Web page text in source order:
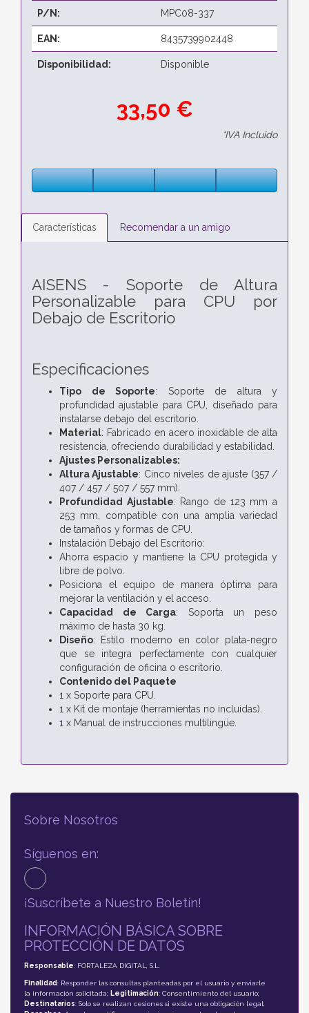
P/N: MPC08-337
EAN: 8435739902448
Disponibilidad: Disponible
33,50 €
*IVA Incluido
Características Recomendar a un amigo
AISENS - Soporte de Altura
Personalizable para CPU por
Debajo de Escritorio
Especificaciones
Tipo de Soporte: Soporte de altura y
profundidad ajustable para CPU, diseñado para
instalarse debajo del escritorio.
Material: Fabricado en acero inoxidable de alta
resistencia, ofreciendo durabilidad y estabilidad.
Ajustes Personalizables:
Altura Ajustable: Cinco niveles de ajuste (357 /
407 / 457 / 507 / 557 mm).
Profundidad Ajustable: Rango de 123 mm a
253 mm, compatible con una amplia variedad
de tamaños y formas de CPU.
Instalación Debajo del Escritorio:
Ahorra espacio y mantiene la CPU protegida y
libre de polvo.
Posiciona el equipo de manera óptima para
mejorar la ventilación y el acceso.
Capacidad de Carga: Soporta un peso
máximo de hasta 30 kg.
Diseño: Estilo moderno en color plata-negro
que se integra perfectamente con cualquier
configuración de oficina o escritorio.
Contenido del Paquete
1 x Soporte para CPU.
1 x Kit de montaje (herramientas no incluidas).
1 x Manual de instrucciones multilingüe.
Sobre Nosotros
Síguenos en:
¡Suscríbete a Nuestro Boletín!
INFORMACIÓN BÁSICA SOBRE
PROTECCIÓN DE DATOS
Responsable: FORTALEZA DIGITAL, S.L.
Finalidad: Responder las consultas planteadas por el usuario y enviarle
la información solicitada; Legitimación: Consentimiento del usuario;
Destinatarios: Solo se realizan cesiones si existe una obligación legal;